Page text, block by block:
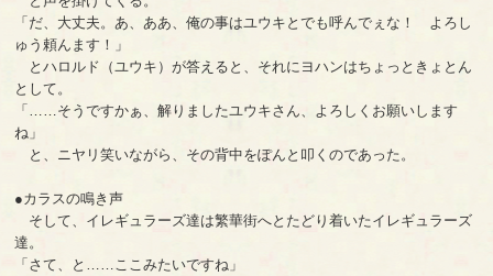
「だ、大丈夫。あ、ああ、俺の事はユウキとでも呼んでぇな！ よろし
ゅう頼んます！」
とハロルド（ユウキ）が答えると、それにヨハンはちょっときょとん
として。
「……そうですかぁ、解りましたユウキさん、よろしくお願いします
ね」
と、ニヤリ笑いながら、その背中をぽんと叩くのであった。
●カラスの鳴き声
そして、イレギュラーズ達は繁華街へとたどり着いたイレギュラーズ
達。
「さて、と……ここみたいですね」